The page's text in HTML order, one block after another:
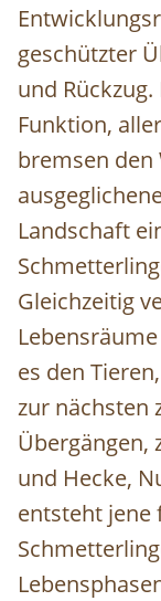
geschützter
und
Funktion,
bremsen den
Landschaft
Gleichzeitig
es den
zur nächsten
Übergängen,
und Hecke,
entsteht jene